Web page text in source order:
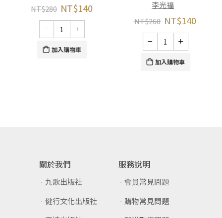
NT$280 NT$140
加入購物車
李光福
NT$260 NT$140
加入購物車
九歌出版社
健行文化出版社
天培出版社
會員常見問題
購物常見問題
配送取貨問題